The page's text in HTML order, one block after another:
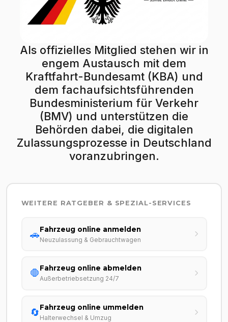
Als offizielles Mitglied stehen wir in
engem Austausch mit dem
Kraftfahrt-Bundesamt (KBA) und
dem fachaufsichtsführenden
Bundesministerium für Verkehr
(BMV) und unterstützen die
Behörden dabei, die digitalen
Zulassungsprozesse in Deutschland
voranzubringen.
WEITERE RATGEBER & SPEZIAL-SERVICES
🚗Fahrzeug online anmelden
Neuzulassung & Gebrauchtwagen
🛑Fahrzeug online abmelden
Außerbetriebsetzung 24/7
🔄Fahrzeug online ummelden
Halterwechsel & Umzug